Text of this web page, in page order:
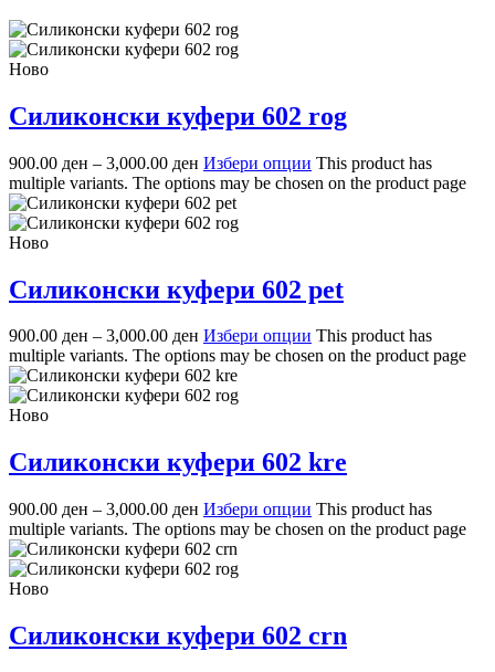
Ново
Силиконски куфери 602 rog
900.00 ден – 3,000.00 ден Избери опции This product has
multiple variants. The options may be chosen on the product page
Ново
Силиконски куфери 602 pet
900.00 ден – 3,000.00 ден Избери опции This product has
multiple variants. The options may be chosen on the product page
Ново
Силиконски куфери 602 kre
900.00 ден – 3,000.00 ден Избери опции This product has
multiple variants. The options may be chosen on the product page
Ново
Силиконски куфери 602 crn